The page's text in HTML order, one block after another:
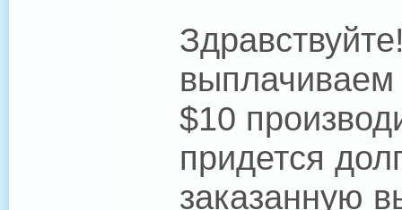
$10
придется
заказанную